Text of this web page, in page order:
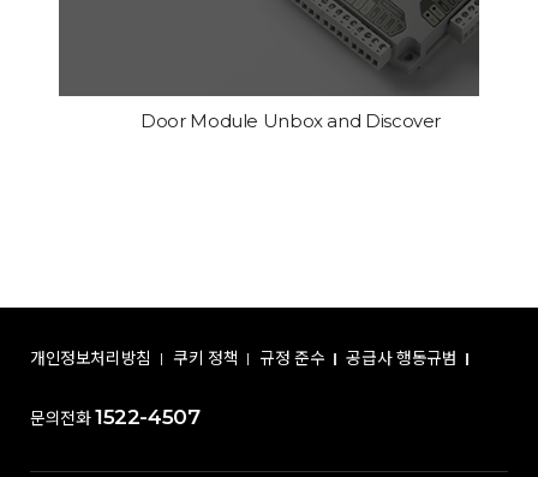
Door Module Unbox and Discover
개인정보처리방침 쿠키 정책 규정 준수 공급사 행동규범
문의전화 1522-4507